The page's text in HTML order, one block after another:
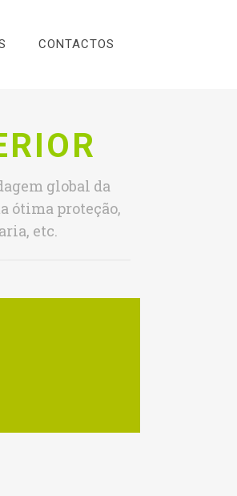
CONTACTOS
global da
ótima proteção,
etc.